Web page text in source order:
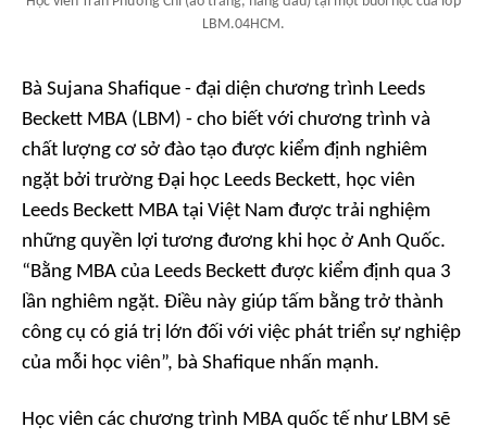
LBM.04HCM.
Bà Sujana Shafique - đại diện chương trình Leeds
Beckett MBA (LBM) - cho biết với chương trình và
chất lượng cơ sở đào tạo được kiểm định nghiêm
ngặt bởi trường Đại học Leeds Beckett, học viên
Leeds Beckett MBA tại Việt Nam được trải nghiệm
những quyền lợi tương đương khi học ở Anh Quốc.
“Bằng MBA của Leeds Beckett được kiểm định qua 3
lần nghiêm ngặt. Điều này giúp tấm bằng trở thành
công cụ có giá trị lớn đối với việc phát triển sự nghiệp
của mỗi học viên”, bà Shafique nhấn mạnh.
Học viên các chương trình MBA quốc tế như LBM sẽ